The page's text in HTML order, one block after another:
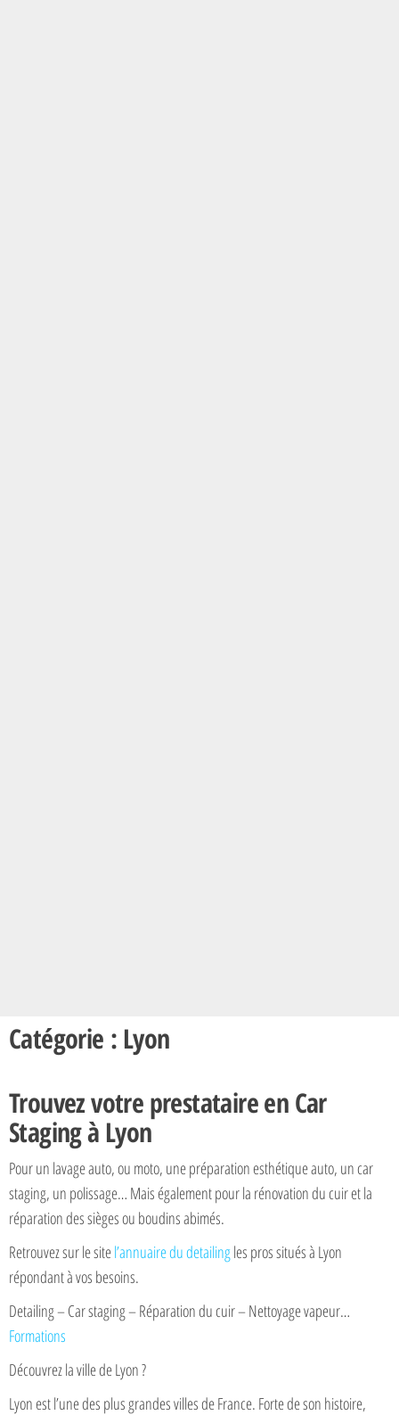
Catégorie : Lyon
Trouvez votre prestataire en Car
Staging à Lyon
Pour un lavage auto, ou moto, une préparation esthétique auto, un car
staging, un polissage… Mais également pour la rénovation du cuir et la
réparation des sièges ou boudins abimés.
Retrouvez sur le sitel’annuaire du detailingles pros situés à Lyon
répondant à vos besoins.
Detailing – Car staging – Réparation du cuir – Nettoyage vapeur…
Formations
Découvrez la ville de Lyon ?
Lyon est l’une des plus grandes villes de France. Forte de son histoire,